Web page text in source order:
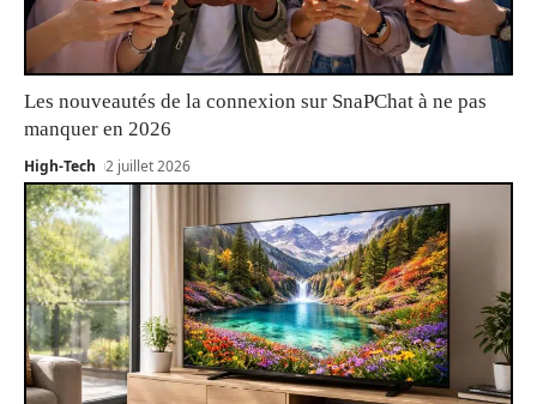
Les nouveautés de la connexion sur SnaPChat à ne pas
manquer en 2026
High-Tech 2 juillet 2026